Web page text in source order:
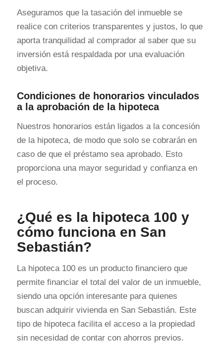
Aseguramos que la tasación del inmueble se
realice con criterios transparentes y justos, lo que
aporta tranquilidad al comprador al saber que su
inversión está respaldada por una evaluación
objetiva.
Condiciones de honorarios vinculados
a la aprobación de la hipoteca
Nuestros honorarios están ligados a la concesión
de la hipoteca, de modo que solo se cobrarán en
caso de que el préstamo sea aprobado. Esto
proporciona una mayor seguridad y confianza en
el proceso.
¿Qué es la hipoteca 100 y
cómo funciona en San
Sebastián?
La hipoteca 100 es un producto financiero que
permite financiar el total del valor de un inmueble,
siendo una opción interesante para quienes
buscan adquirir vivienda en San Sebastián. Este
tipo de hipoteca facilita el acceso a la propiedad
sin necesidad de contar con ahorros previos.